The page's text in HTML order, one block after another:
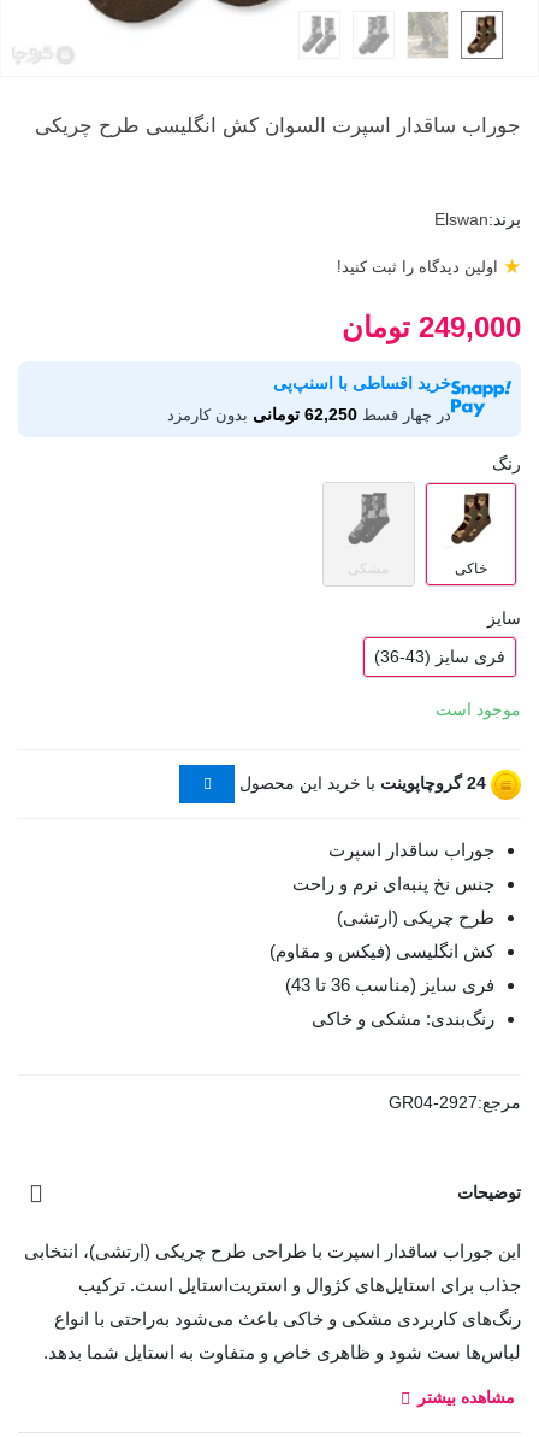
جوراب ساقدار اسپرت السوان کش انگلیسی طرح چریکی
برند:Elswan
اولین دیدگاه را ثبت کنید! ★
249,000 تومان
خرید اقساطی با اسنپ‌پی
در چهار قسط 62,250 تومانی بدون کارمزد
رنگ
خاکی مشکی
سایز
فری سایز (43-36)
موجود است
24گروچاپوینت با خرید این محصول
جوراب ساقدار اسپرت
جنس نخ پنبه‌ای نرم و راحت
طرح چریکی (ارتشی)
کش انگلیسی (فیکس و مقاوم)
فری سایز (مناسب 36 تا 43)
رنگ‌بندی: مشکی و خاکی
مرجع:GR04-2927
توضیحات
این جوراب ساقدار اسپرت با طراحی طرح چریکی (ارتشی)، انتخابی
جذاب برای استایل‌های کژوال و استریت‌استایل است. ترکیب
رنگ‌های کاربردی مشکی و خاکی باعث می‌شود به‌راحتی با انواع
لباس‌ها ست شود و ظاهری خاص و متفاوت به استایل شما بدهد.
جنس نخ پنبه‌ای نرم و باکیفیت این جوراب، راحتی بالایی برای پا
مشاهده بیشتر